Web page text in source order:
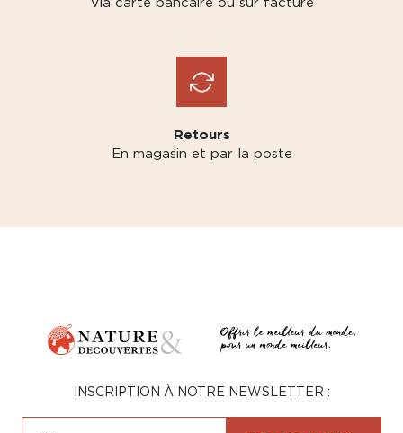
Retours
En magasin et par la poste
INSCRIPTION À NOTRE NEWSLETTER :